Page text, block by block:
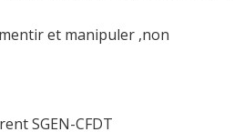
et manipuler ,non
SGEN-CFDT